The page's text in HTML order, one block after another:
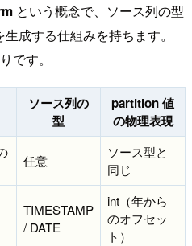
という概念で、ソース列の型
成する仕組みを持ちます。
です。
ソース列の
型
partition 値
の物理表現
任意
ソース型と
同じ
TIMESTAMP
/ DATE
int（年から
のオフセッ
ト）